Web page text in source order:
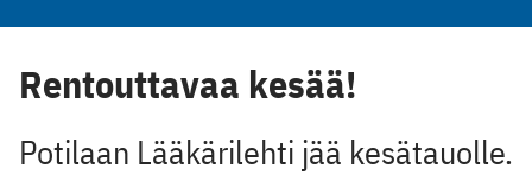
Rentouttavaa kesää!
Potilaan Lääkärilehti jää kesätauolle.